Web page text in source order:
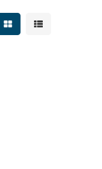
Mostrar resultados
Mostrar